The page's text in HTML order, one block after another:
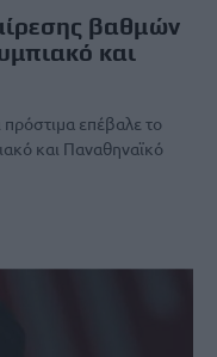
βαθμών
και
επέβαλε το
και Παναθηναϊκό